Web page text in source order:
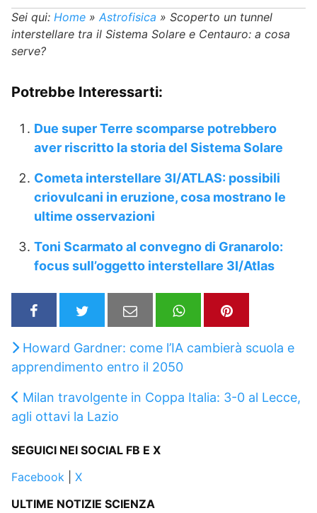
Sei qui: Home » Astrofisica » Scoperto un tunnel
interstellare tra il Sistema Solare e Centauro: a cosa
serve?
Potrebbe Interessarti:
Due super Terre scomparse potrebbero
aver riscritto la storia del Sistema Solare
Cometa interstellare 3I/ATLAS: possibili
criovulcani in eruzione, cosa mostrano le
ultime osservazioni
Toni Scarmato al convegno di Granarolo:
focus sull’oggetto interstellare 3I/Atlas
Howard Gardner: come l’IA cambierà scuola e
apprendimento entro il 2050
Milan travolgente in Coppa Italia: 3-0 al Lecce,
agli ottavi la Lazio
SEGUICI NEI SOCIAL FB E X
Facebook
X
ULTIME NOTIZIE SCIENZA